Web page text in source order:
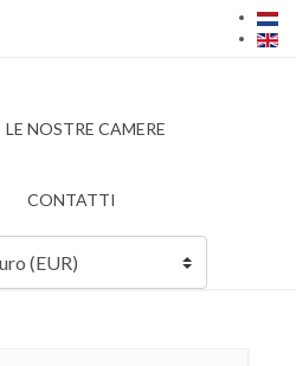
LE NOSTRE CAMERE
CONTATTI